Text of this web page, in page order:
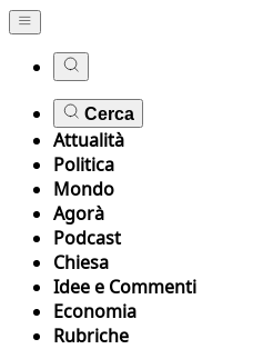
Cerca
Attualità
Politica
Mondo
Agorà
Podcast
Chiesa
Idee e Commenti
Economia
Rubriche